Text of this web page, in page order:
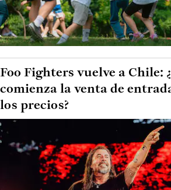
Foo Fighters vuelve a Chile:
comienza la venta de
los precios?